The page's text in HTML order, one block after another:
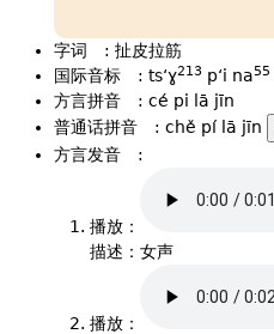
字词 : 扯皮拉筋
国际音标
: tsʻɣ213 pʻi na55
方言拼音
: cé pi lā jīn
普通话拼音
: chě pí lā jīn
方言发音
:
播放：
描述：女声
播放：